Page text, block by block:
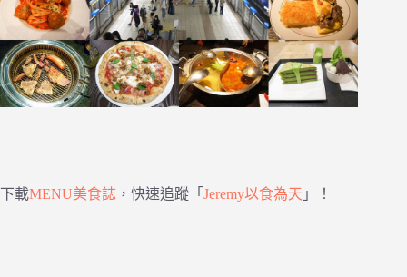
下載MENU美食誌 ，快速追蹤「 Jeremy以食為天 」！